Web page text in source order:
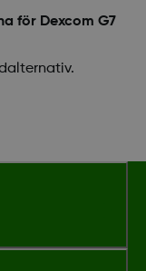
för Dexcom G7